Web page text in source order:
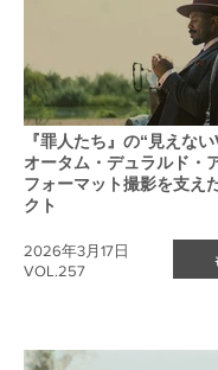
『罪人たち』の“見えな
オータム・デュラルド・
フォーマット撮影を支え
クト
VOL.257
2026年3月17日